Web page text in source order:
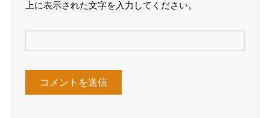
上に表示された文字を入力してください。